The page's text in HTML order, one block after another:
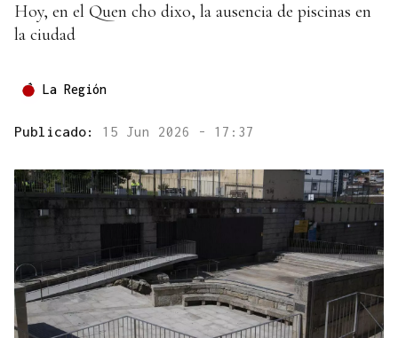
Hoy, en el Quen cho dixo, la ausencia de piscinas en
la ciudad
La Región
Publicado: 15 Jun 2026 - 17:37